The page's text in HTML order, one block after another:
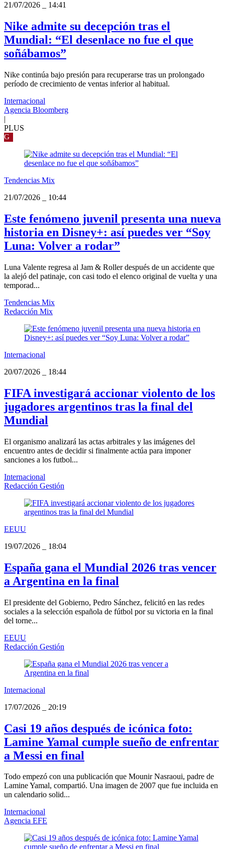
21/07/2026
14:41
Nike admite su decepción tras el
Mundial: “El desenlace no fue el que
soñábamos”
Nike continúa bajo presión para recuperarse tras un prolongado
período de crecimiento de ventas inferior al habitual.
Internacional
Agencia Bloomberg
|
PLUS
G
Tendencias Mix
21/07/2026
10:44
Este fenómeno juvenil presenta una nueva
historia en Disney+: así puedes ver “Soy
Luna: Volver a rodar”
Luna Valente regresa al Jam & Roller después de un accidente que
la alejó del patinaje, con casi todo el elenco original de vuelta y una
temporad...
Tendencias Mix
Redacción Mix
Internacional
20/07/2026
18:44
FIFA investigará accionar violento de los
jugadores argentinos tras la final del
Mundial
El organismo analizará las actas arbitrales y las imágenes del
encuentro antes de decidir si finalmente actúa para imponer
sanciones a los futbol...
Internacional
Redacción Gestión
EEUU
19/07/2026
18:04
España gana el Mundial 2026 tras vencer
a Argentina en la final
El presidente del Gobierno, Pedro Sánchez, felicitó en las redes
sociales a la selección española de fútbol por su victoria en la final
del torne...
EEUU
Redacción Gestión
Internacional
17/07/2026
20:19
Casi 19 años después de icónica foto:
Lamine Yamal cumple sueño de enfrentar
a Messi en final
Todo empezó con una publicación que Mounir Nasraoui, padre de
Lamine Yamal, compartió. Una imagen de 2007 que fue incluida en
un calendario solid...
Internacional
Agencia EFE